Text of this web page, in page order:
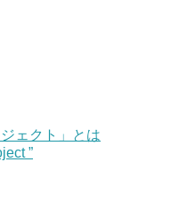
ェクト」とは
”